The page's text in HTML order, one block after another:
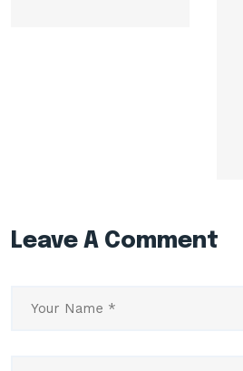
Leave A Comment